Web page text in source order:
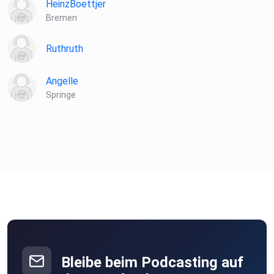
HeinzBoettjer
Bremen
Ruthruth
Angelle
Springe
Bleibe beim Podcasting auf